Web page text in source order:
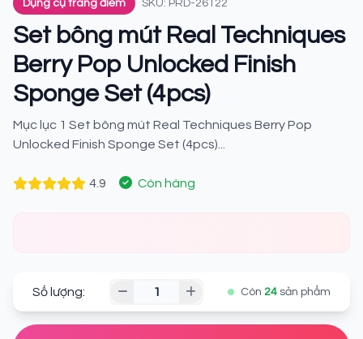
Dụng cụ trang điểm SKU: PRD-26122
Set bông mút Real Techniques
Berry Pop Unlocked Finish
Sponge Set (4pcs)
Mục lục 1 Set bông mút Real Techniques Berry Pop
Unlocked Finish Sponge Set (4pcs)...
4.9 Còn hàng
Số lượng: Còn 24 sản phẩm